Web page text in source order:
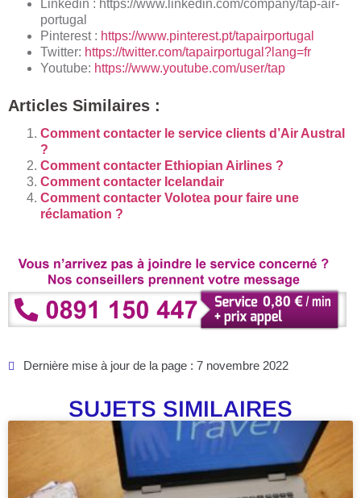
Linkedin : https://www.linkedin.com/company/tap-air-
portugal
Pinterest : https://www.pinterest.pt/tapairportugal
Twitter: https://twitter.com/tapairportugal?lang=fr
Youtube: https://www.youtube.com/user/tap
Articles Similaires :
Comment contacter le service clients d’Air Austral
?
Comment contacter Ethiopian Airlines ?
Comment contacter Icelandair
Comment contacter Volotea pour faire une
réclamation ?
Dernière mise à jour de la page : 7 novembre 2022
SUJETS SIMILAIRES